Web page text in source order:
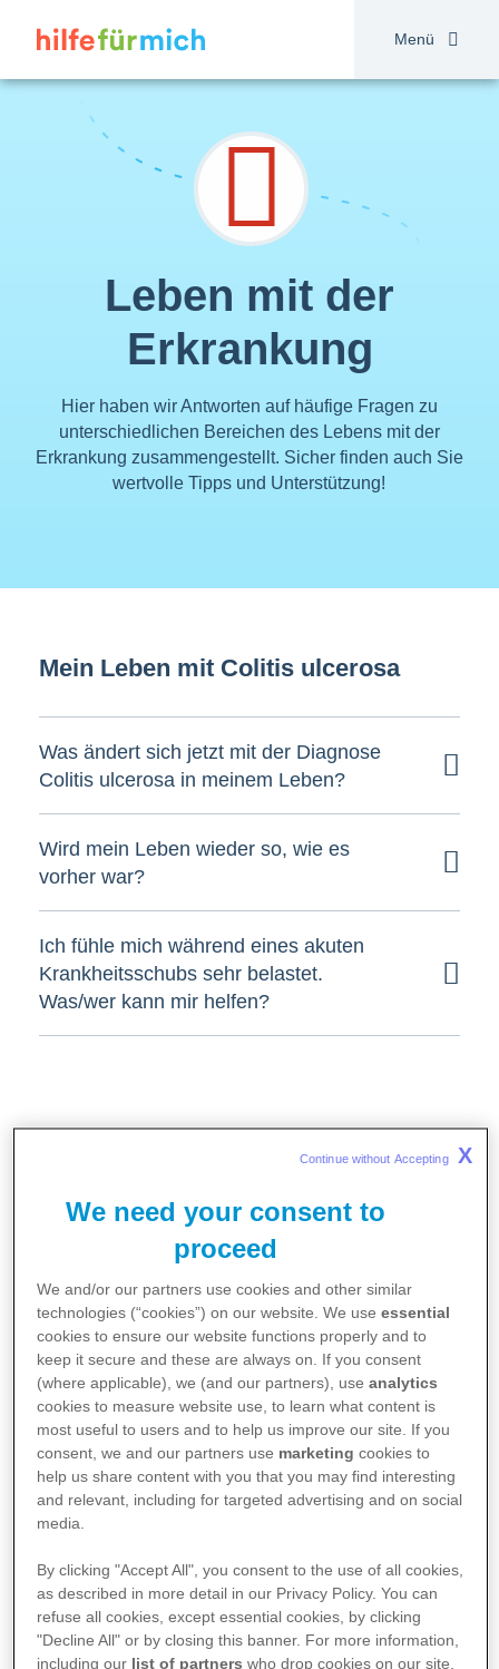
Inhalt
Menü
Leben mit der
Erkrankung
Hier haben wir Antworten auf häufige Fragen zu
unterschiedlichen Bereichen des Lebens mit der
Erkrankung zusammengestellt. Sicher finden auch Sie
wertvolle Tipps und Unterstützung!
Mein Leben mit Colitis ulcerosa
Was ändert sich jetzt mit der Diagnose
Colitis ulcerosa in meinem Leben?
Wird mein Leben wieder so, wie es
vorher war?
Ich fühle mich während eines akuten
Krankheitsschubs sehr belastet.
Was/wer kann mir helfen?
Was kann ich tun, um einen erneuten
Krankheitsschub zu verhindern?
Was muss ich beim Thema Impfen
beachten?
Was kann ich tun, um das Krebsrisiko
zu senken?
Was kann ich bei einer
We need your consent to
proceed
We and/or our partners use cookies and other similar
technologies (“cookies”) on our website. We useessential
cookies to ensure our website functions properly and to
keep it secure and these are always on. If you consent
(where applicable), we (and our partners), useanalytics
cookies to measure website use, to learn what content is
most useful to users and to help us improve our site. If you
consent, we and our partners use marketing cookies to
help us share content with you that you may find interesting
and relevant, including for targeted advertising and on social
media.
By clicking "Accept All", you consent to the use of all cookies,
as described in more detail in our Privacy Policy. You can
refuse all cookies, except essential cookies, by clicking
"Decline All" or by closing this banner. For more information,
including our list of partners who drop cookies on our site,
Continue without Accepting X